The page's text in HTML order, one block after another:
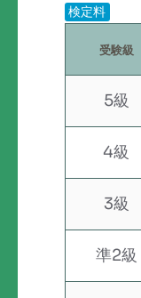
検定料
受験級
5級
4級
3級
準2級